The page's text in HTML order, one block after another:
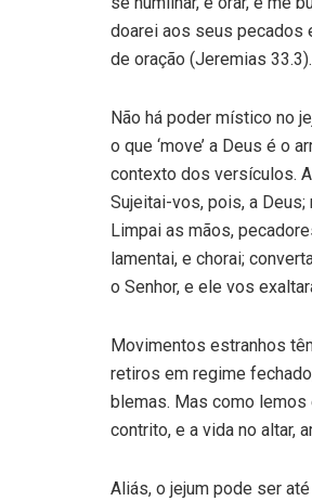
doarei aos seus pecados
de oração (Jeremias 33.3).
Não há poder místico no
o que ‘move’ a Deus é o
contexto dos versículos.
Sujeitai-vos, pois, a
Limpai as mãos,
lamentai, e chorai;
o Senhor, e ele vos
Movimentos estranhos
retiros em regime
blemas. Mas como lemos
contrito, e a vida no altar,
Aliás, o jejum pode ser